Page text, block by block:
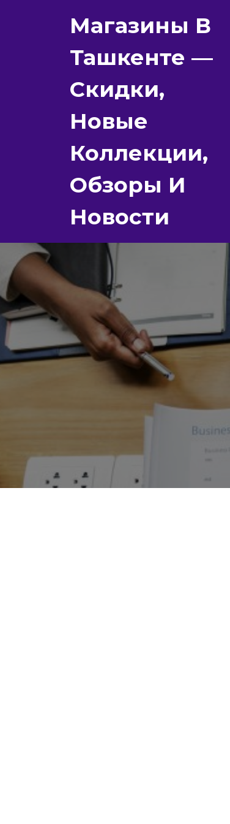
Магазины В
Ташкенте —
Скидки,
Новые
Коллекции,
Обзоры И
Новости